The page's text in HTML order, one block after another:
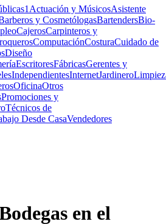
1Actuación y MúsicosAsistente
y CosmetólogasBartendersBio-
CajerosCarpinteros y
ComputaciónCosturaCuidado de
Diseño
EscritoresFábricasGerentes y
IndependientesInternetJardinero
OficinaOtros
Promociones y
Técnicos de
Desde CasaVendedores
en el